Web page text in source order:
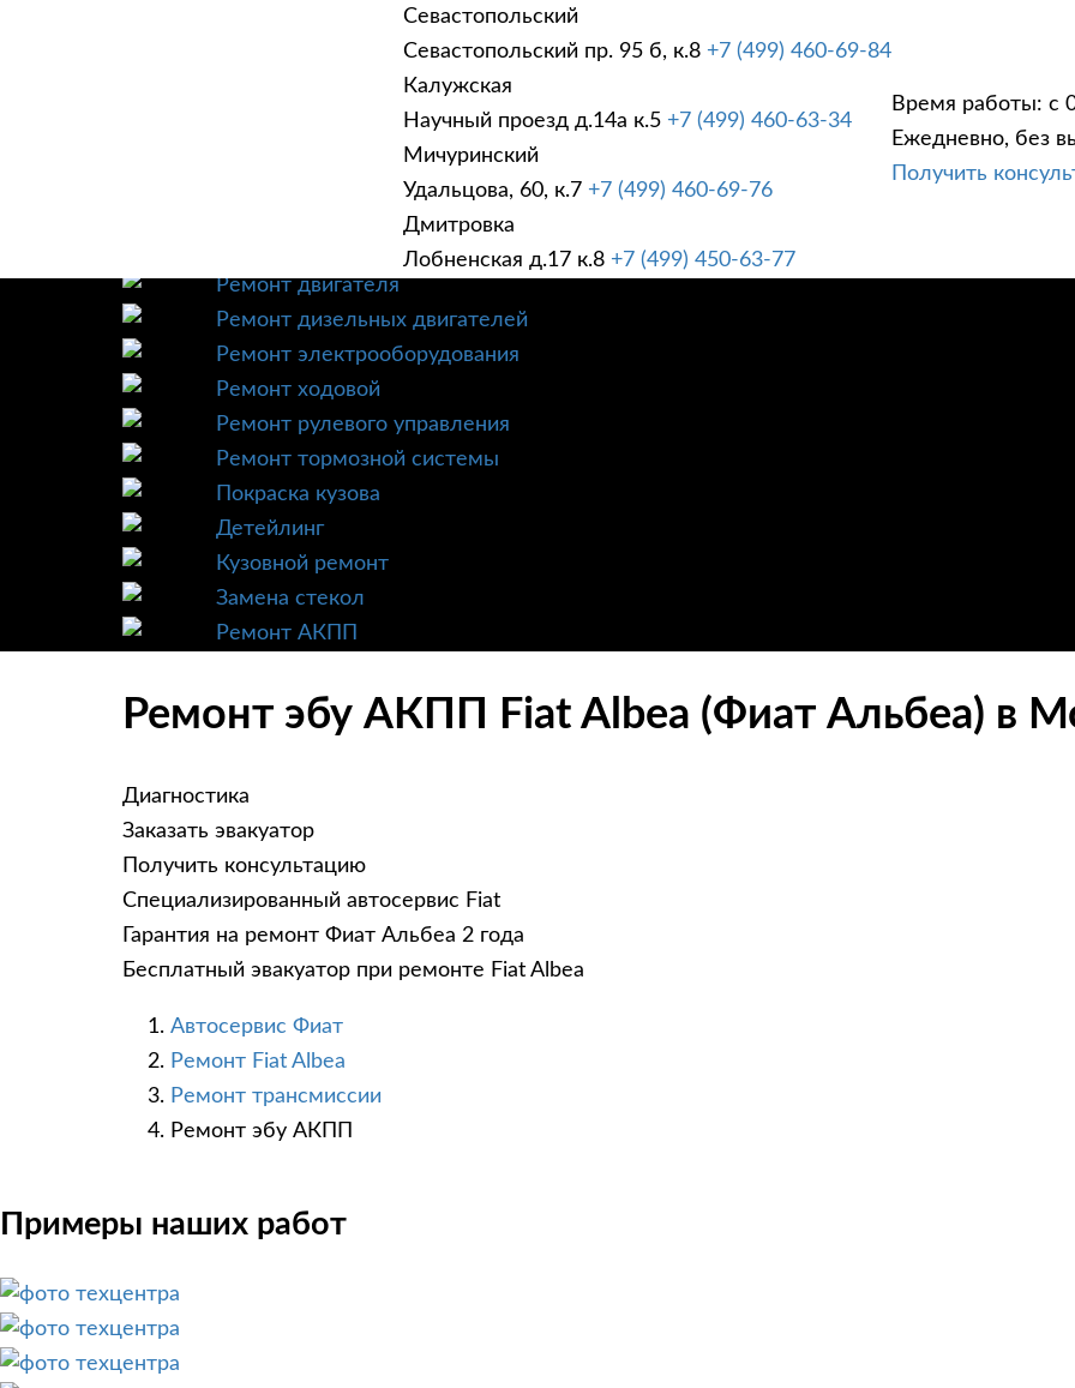
Севастопольский
Севастопольский пр. 95 б, к.8 +7 (499) 460-69-84
Калужская
Научный проезд д.14а к.5 +7 (499) 460-63-34
Мичуринский
Удальцова, 60, к.7 +7 (499) 460-69-76
Дмитровка
Лобненская д.17 к.8 +7 (499) 450-63-77
Время работы: с
Ежедневно, без
Получить
УСЛУГИ
Техническое обслуживание
Ремонт трансмиссии
Ремонт двигателя
Ремонт дизельных двигателей
Ремонт электрооборудования
Ремонт ходовой
Ремонт рулевого управления
Ремонт тормозной системы
Покраска кузова
Детейлинг
Кузовной ремонт
Замена стекол
Ремонт АКПП
Ремонт эбу АКПП Fiat Albea (Фиат Альбеа) в
Диагностика
Заказать эвакуатор
Получить консультацию
Специализированный автосервис Fiat
Гарантия на ремонт Фиат Альбеа 2 года
Бесплатный эвакуатор при ремонте Fiat Albea
Автосервис Фиат
Ремонт Fiat Albea
Ремонт трансмиссии
Ремонт эбу АКПП
Примеры наших работ